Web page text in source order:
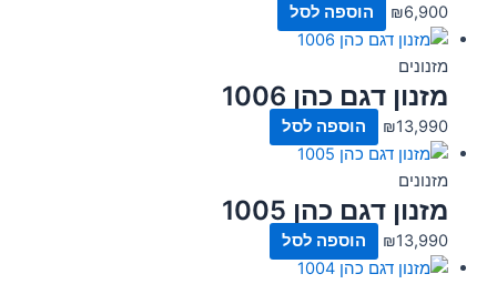
₪6,900 הוספה לסל
מזנונים
מזנון דגם כהן 1006
₪13,990 הוספה לסל
מזנונים
מזנון דגם כהן 1005
₪13,990 הוספה לסל